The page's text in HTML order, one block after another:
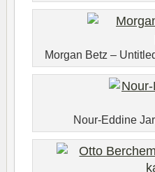
Morgan Betz –
Nour-Eddine